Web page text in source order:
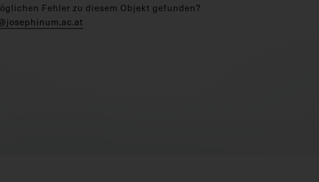
Fehler zu diesem Objekt gefunden?